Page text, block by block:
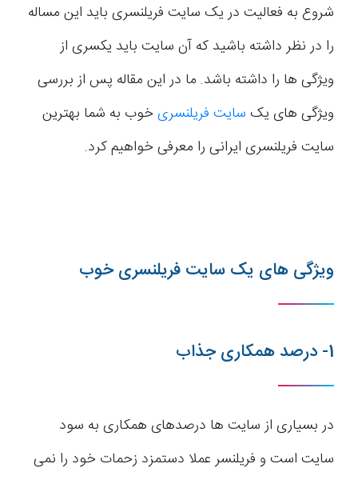
شروع به فعالیت در یک سایت فریلنسری باید این مساله
را در نظر داشته باشید که آن سایت باید یکسری از
ویژگی ها را داشته باشد. ما در این مقاله پس از بررسی
ویژگی های یک سایت فریلنسریخوب به شما بهترین
سایت فریلنسری ایرانی را معرفی خواهیم کرد.
ویژگی های یک سایت فریلنسری خوب
1- درصد همکاری جذاب
در بسیاری از سایت ها درصدهای همکاری به سود
سایت است و فریلنسر عملا دستمزد زحمات خود را نمی